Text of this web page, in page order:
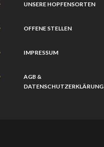
UNSERE HOPFENSORTEN
OFFENE STELLEN
IMPRESSUM
AGB &
DATENSCHUTZERKLÄRUNG